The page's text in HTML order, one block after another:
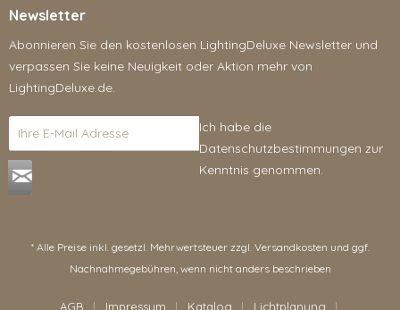
Newsletter
Abonnieren Sie den kostenlosen LightingDeluxe Newsletter und
verpassen Sie keine Neuigkeit oder Aktion mehr von
LightingDeluxe.de.
Ich habe die
Datenschutzbestimmungen zur
Kenntnis genommen.
* Alle Preise inkl. gesetzl. Mehrwertsteuer zzgl. Versandkosten und ggf.
Nachnahmegebühren, wenn nicht anders beschrieben
AGB Impressum Katalog Lichtplanung